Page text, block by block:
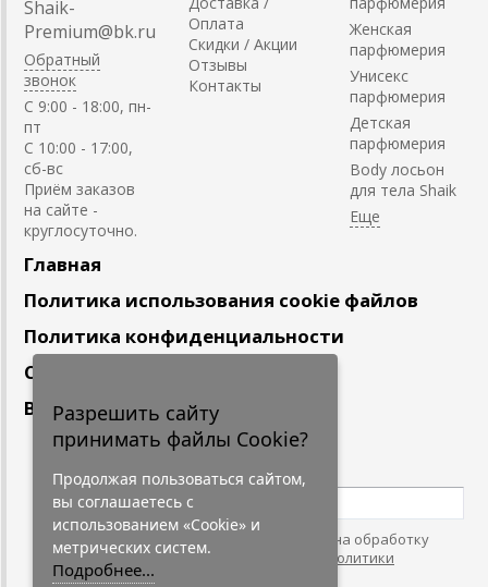
Shaik-
Premium@bk.ru
Обратный
звонок
C 9:00 - 18:00, пн-
пт
С 10:00 - 17:00,
сб-вс
Приём заказов
на сайте -
круглосуточно.
Оплата
Скидки / Акции
Отзывы
Контакты
Женская
парфюмерия
Унисекс
парфюмерия
Детская
парфюмерия
Body лосьон
для тела Shaik
Главная
Политика использования cookie файлов
Политика конфиденциальности
Сотрудничество
Вакансии
Подпишитесь
Нажимая на кнопку, я даю согласие на обработку
персональных данных. С условиями
"Политики
Конфидециальности"
Разрешить сайту
принимать файлы Cookie?
Продолжая пользоваться сайтом,
вы соглашаетесь с
использованием «Cookie» и
метрических систем.
Подробнее...